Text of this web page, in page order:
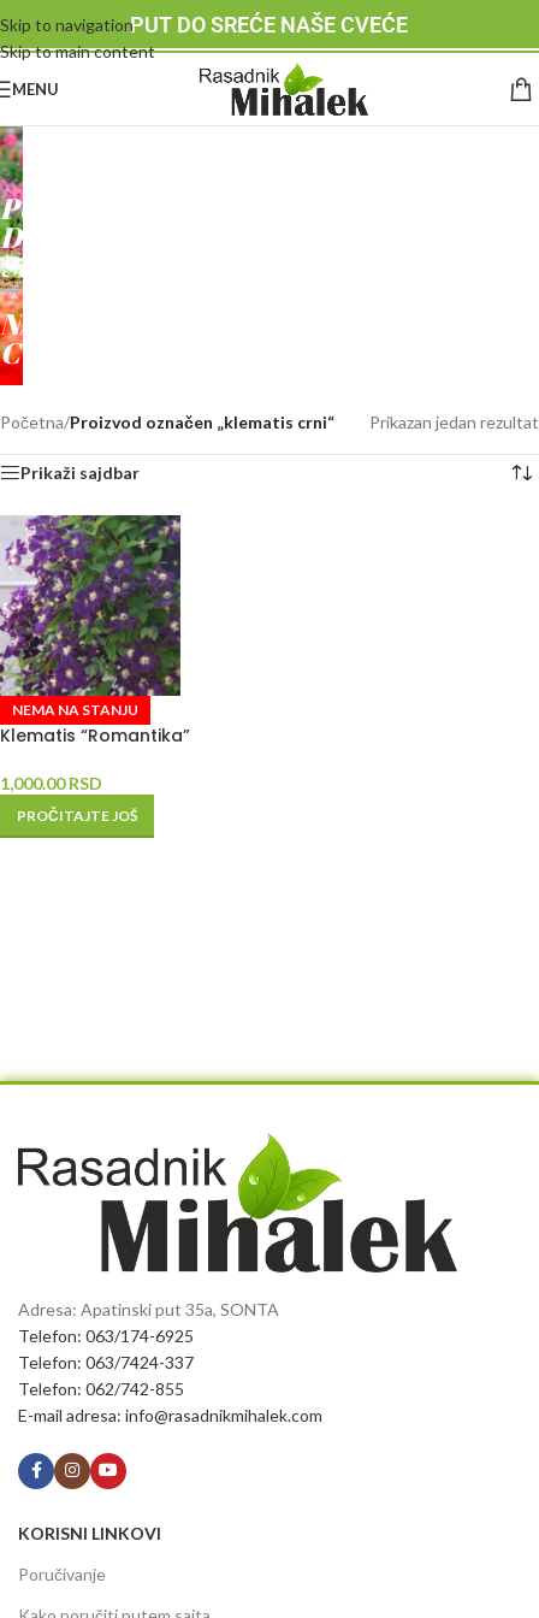
Skip to navigation
Skip to main content
PUT DO SREĆE NAŠE CVEĆE
MENU
RASADNIK
MIHALEK
PUT
DO
SREĆE
-
NAŠE
CVEĆE
Početna/Proizvod označen „klematis crni“ Prikazan jedan rezultat
Prikaži sajdbar
NEMA NA STANJU
Klematis “Romantika”
1,000.00RSD
PROČITAJTE JOŠ
Adresa: Apatinski put 35a, SONTA
Telefon: 063/174-6925
Telefon: 063/7424-337
Telefon: 062/742-855
E-mail adresa: info@rasadnikmihalek.com
KORISNI LINKOVI
Poručivanje